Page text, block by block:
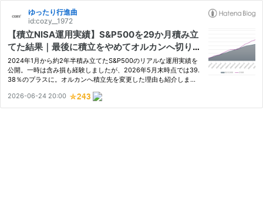
ゆったり行進曲
id:cozy__1972
【積立NISA運用実績】S&P500を29か月積み立
てた結果｜最後に積立をやめてオルカンへ切り替
えた理由
2024年1月から約2年半積み立てたS&P500のリアルな運用実績を
公開。一時は含み損も経験しましたが、2026年5月末時点では39.
38％のプラスに。オルカンへ積立先を変更した理由も紹介しま
2026-06-24 20:00